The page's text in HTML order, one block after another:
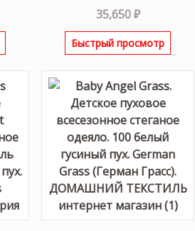
35,650₽
Быстрый просмотр